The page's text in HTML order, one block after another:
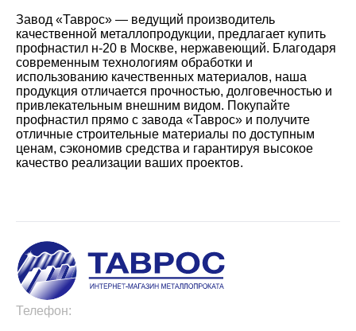
Завод «Таврос» — ведущий производитель
качественной металлопродукции, предлагает купить
профнастил н-20 в Москве, нержавеющий. Благодаря
современным технологиям обработки и
использованию качественных материалов, наша
продукция отличается прочностью, долговечностью и
привлекательным внешним видом. Покупайте
профнастил прямо с завода «Таврос» и получите
отличные строительные материалы по доступным
ценам, сэкономив средства и гарантируя высокое
качество реализации ваших проектов.
Телефон: